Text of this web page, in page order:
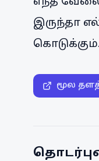
இருந்தா
கொடுக்கும்.
மூல